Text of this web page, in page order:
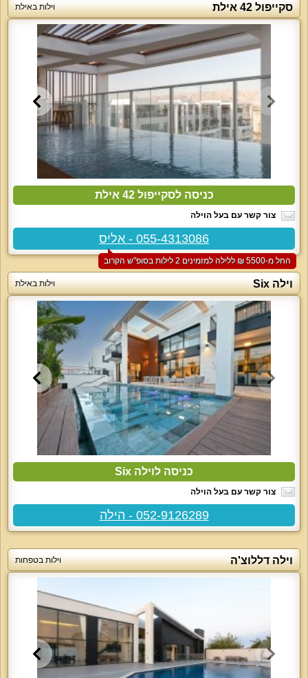
סקייפול 42 אילת וילות באילת
כניסה לסקייפול 42 אילת
צור קשר עם בעל הוילה
055-4313086 - אליס
החל מ-‏5500 ₪ ללילה למזמינים 2 לילות בסופ"ש הקרוב
וילה Six וילות באילת
כניסה לוילה Six
צור קשר עם בעל הוילה
052-9126289 - הילה
וילה דללוצ'ה וילות בטפחות